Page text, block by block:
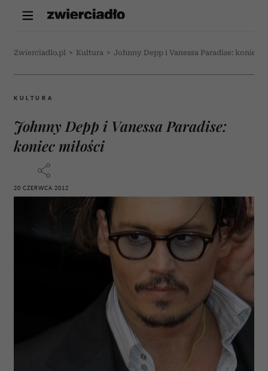
Zwierciadlo.pl > Kultura > Johnny Depp i Vanessa Paradise: koniec
KULTURA
Johnny Depp i Vanessa Paradise:
koniec miłości
20 CZERWCA 2012